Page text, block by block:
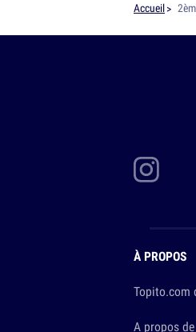
Accueil
À PROPOS
Topito.com
A propos